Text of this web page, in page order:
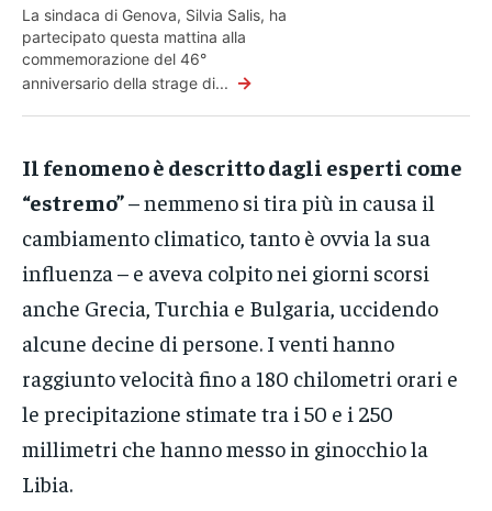
La sindaca di Genova, Silvia Salis, ha
partecipato questa mattina alla
commemorazione del 46°
anniversario della strage di... →
Il fenomeno è descritto dagli esperti come
“estremo”– nemmeno si tira più in causa il
cambiamento climatico, tanto è ovvia la sua
influenza – e aveva colpito nei giorni scorsi
anche Grecia, Turchia e Bulgaria, uccidendo
alcune decine di persone. I venti hanno
raggiunto velocità fino a 180 chilometri orari e
le precipitazione stimate tra i 50 e i 250
millimetri che hanno messo in ginocchio la
Libia.